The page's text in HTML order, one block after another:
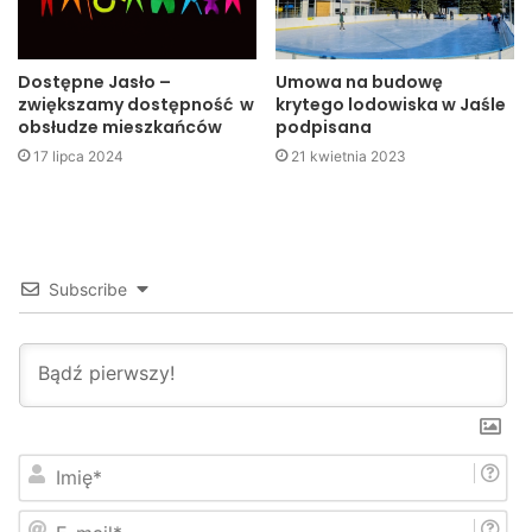
reprezentantowi Węgier i zajął wysokie III miejsce.
Międzynarodowy sukces zawodników Oyam
Paweł Niklewicz startujący w kategorii seniorów do 5 Kyu –
Dostępne Jasło –
zwiększamy dostępność w
obsłudze mieszkańców
17 lipca 2024
Umowa na budowę
krytego lodowiska w Jaśle
podpisana
21 kwietnia 2023
Subscribe
i